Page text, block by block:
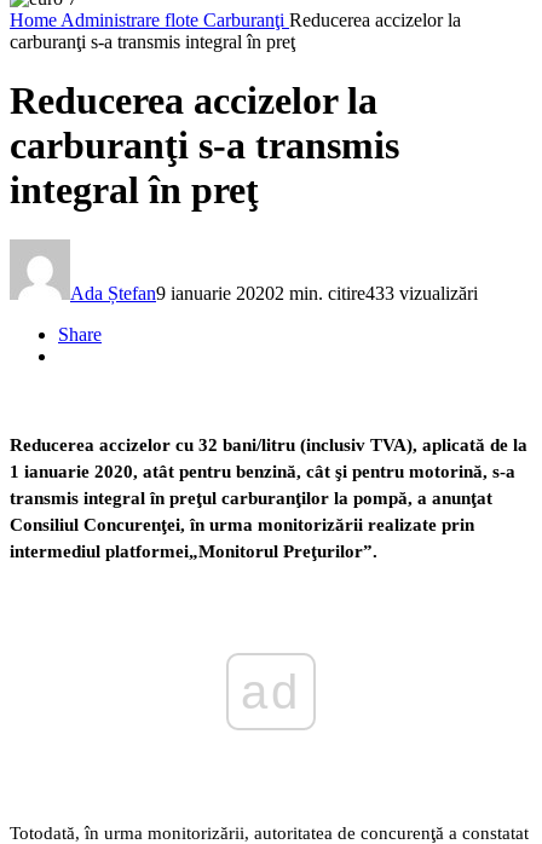
Home Administrare flote Carburanţi Reducerea accizelor la
carburanţi s-a transmis integral în preţ
Reducerea accizelor la
carburanţi s-a transmis
integral în preţ
Ada Ștefan9 ianuarie 20202 min. citire433 vizualizări
Share
Reducerea accizelor cu 32 bani/litru (inclusiv TVA), aplicată de la
1 ianuarie 2020, atât pentru benzină, cât şi pentru motorină, s-a
transmis integral în preţul carburanţilor la pompă, a anunţat
Consiliul Concurenţei, în urma monitorizării realizate prin
intermediul platformei„Monitorul Preţurilor”.
ad
Totodată, în urma monitorizării, autoritatea de concurenţă a constatat